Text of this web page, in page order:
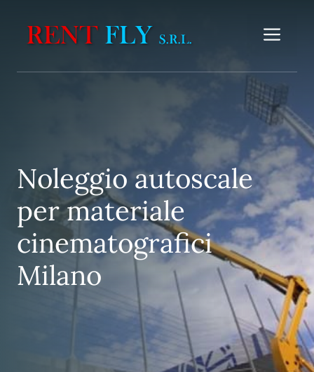
contenuto
Noleggio autoscale
per materiale
cinematografici
Milano